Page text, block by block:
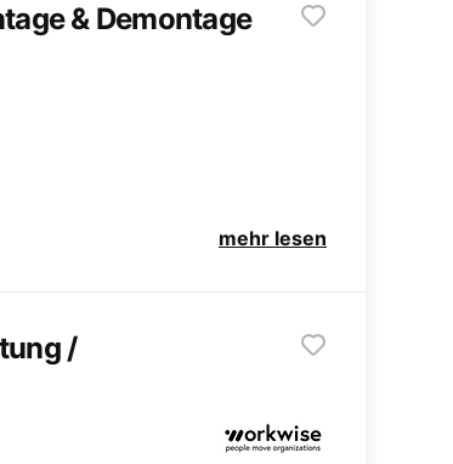
& Demontage
mehr lesen
/